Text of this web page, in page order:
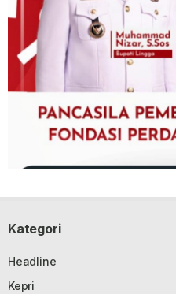
Kategori
Headline
Kepri